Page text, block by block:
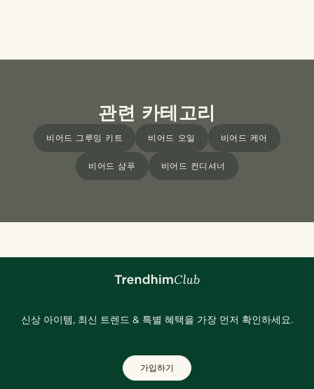
관련 카테고리
비어드 그루밍 키트 비어드 오일 비어드 케어
비어드 샴푸 비어드 컨디셔너
신상 아이템, 최신 트렌드 & 특별 혜택을 가장 먼저 확인하세요.
가입하기